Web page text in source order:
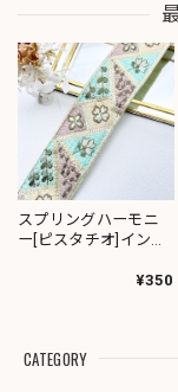
スプリングハーモニ
ー[ピスタチオ]インド
¥350
CATEGORY